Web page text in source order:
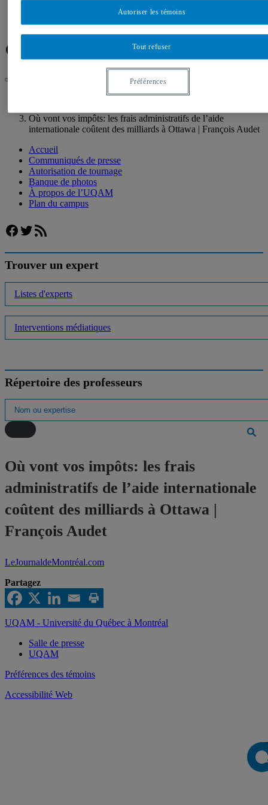
Plan du campus
Facebook
Où vont vos impôts: les frais administratifs de l’aide
internationale coûtent des milliards à Ottawa | François Audet
Accueil
Communiqués de presse
Autorisation de tournage
Banque de photos
À propos de l’UQAM
Plan du campus
Facebook
Twitter
Flux RSS
Trouver un expert
Listes d'experts
Interventions médiatiques
Répertoire des professeurs
Où vont vos impôts: les frais
administratifs de l’aide internationale
coûtent des milliards à Ottawa |
François Audet
LeJournaldeMontréal.com
Partagez
UQAM - Université du Québec à Montréal
Salle de presse
UQAM
Préférences des témoins
Accessibilité Web
Tout refuser
Autoriser les témoins
Préférences